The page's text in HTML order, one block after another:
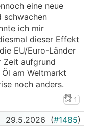
eine neue
schwachen
ich mir
dieser Effekt
EU/Euro-Länder
Zeit aufgrund
am Weltmarkt
noch anders.
1
29.5.2026 (#1485)